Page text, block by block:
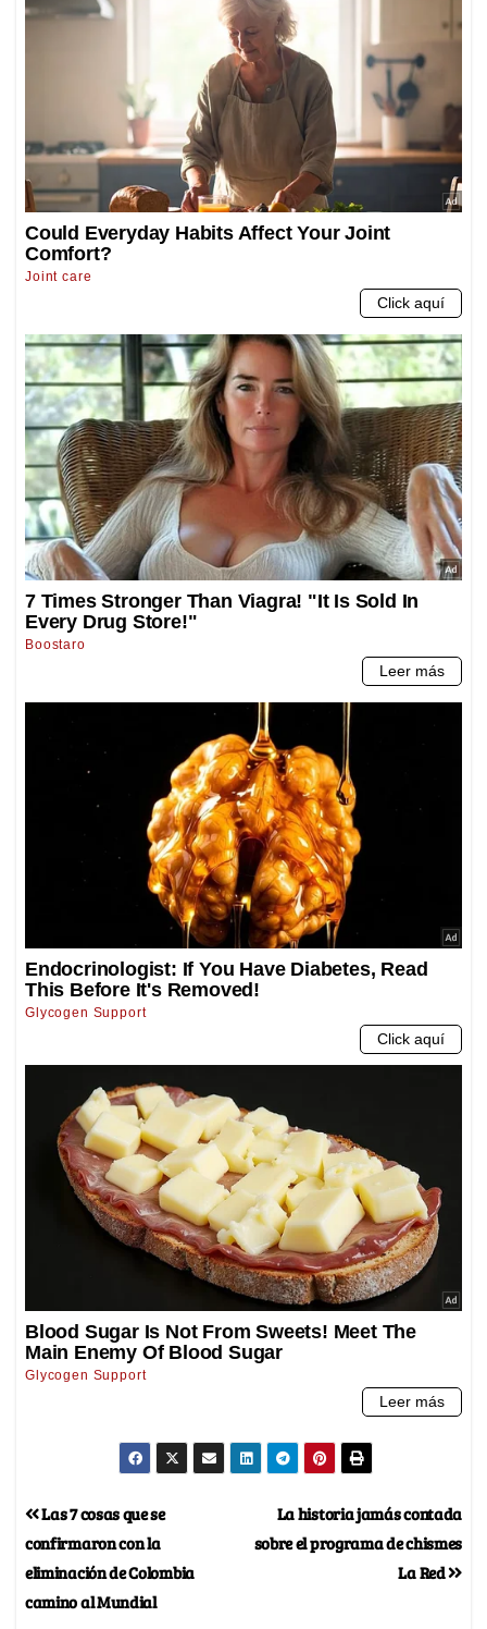
La historia jamás contada
sobre el programa de chismes
La Red
Las 7 cosas que se
confirmaron con la
eliminación de Colombia
camino al Mundial